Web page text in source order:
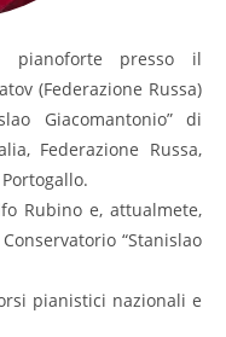
pianoforte presso il
(Federazione Russa)
Giacomantonio” di
Federazione Russa,
Rubino e, attualmete,
“Stanislao
pianistici nazionali e